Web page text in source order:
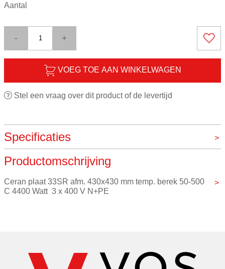
Aantal
- +
VOEG TOE AAN WINKELWAGEN
Stel een vraag over dit product of de levertijd
Specificaties
Merk
Productomschrijving
Ceran plaat 33SR afm. 430x430 mm temp. berek 50-500
C 4400 Watt  3 x 400 V N+PE